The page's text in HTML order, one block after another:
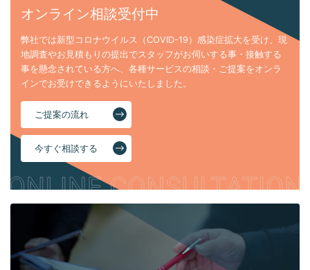
オンライン相談受付中
弊社では新型コロナウイルス（COVID-19）感染症拡大を受け、現
地調査やお見積もりの提出でスタッフがお伺いする事・接触する
事を懸念されている方へ、各種サービスの相談・ご提案をオンラ
インでお受けできるようにいたしました。
ご提案の流れ
今すぐ相談する